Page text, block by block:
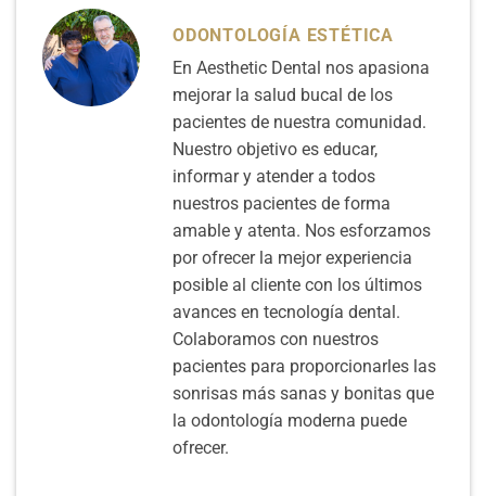
ODONTOLOGÍA ESTÉTICA
En Aesthetic Dental nos apasiona
mejorar la salud bucal de los
pacientes de nuestra comunidad.
Nuestro objetivo es educar,
informar y atender a todos
nuestros pacientes de forma
amable y atenta. Nos esforzamos
por ofrecer la mejor experiencia
posible al cliente con los últimos
avances en tecnología dental.
Colaboramos con nuestros
pacientes para proporcionarles las
sonrisas más sanas y bonitas que
la odontología moderna puede
ofrecer.